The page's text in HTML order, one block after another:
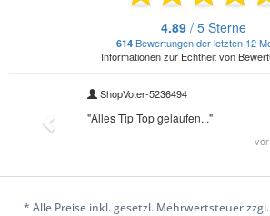
* Alle Preise inkl. gesetzl. Mehrwertsteuer zzgl.